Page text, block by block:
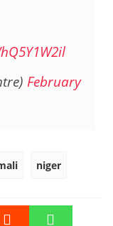
February
niger